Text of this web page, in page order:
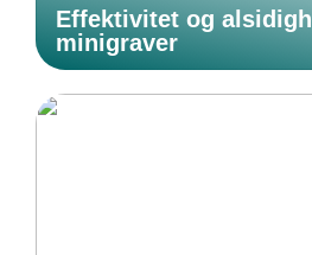
Effektivitet og
minigraver